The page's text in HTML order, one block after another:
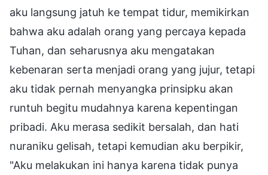
aku langsung jatuh ke tempat tidur, memikirkan
bahwa aku adalah orang yang percaya kepada
Tuhan, dan seharusnya aku mengatakan
kebenaran serta menjadi orang yang jujur, tetapi
aku tidak pernah menyangka prinsipku akan
runtuh begitu mudahnya karena kepentingan
pribadi. Aku merasa sedikit bersalah, dan hati
nuraniku gelisah, tetapi kemudian aku berpikir,
"Aku melakukan ini hanya karena tidak punya